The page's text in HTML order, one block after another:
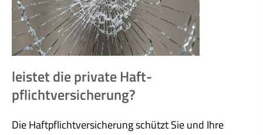
leistet die private Haft­
pflichtversicherung?
Die Haft­pflichtversicherung schützt Sie und Ihre